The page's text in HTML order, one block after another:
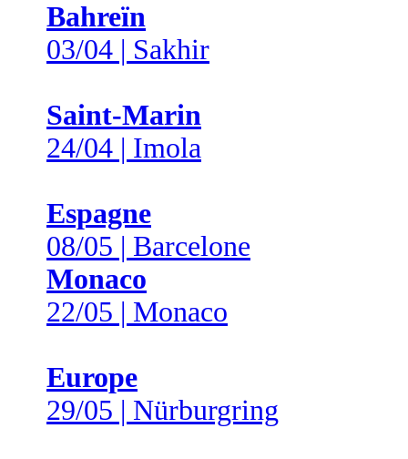
Bahreïn
03/04 | Sakhir
Saint-Marin
24/04 | Imola
Espagne
08/05 | Barcelone
Monaco
22/05 | Monaco
Europe
29/05 | Nürburgring